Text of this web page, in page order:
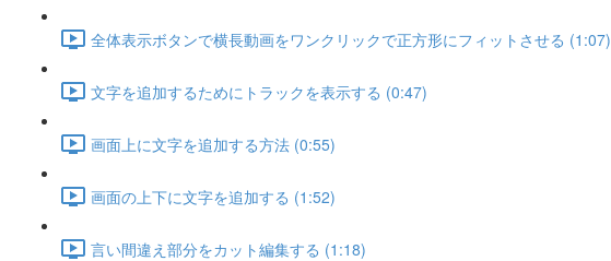
全体表示ボタンで横長動画をワンクリックで正方形にフィットさせる (1:07)
文字を追加するためにトラックを表示する (0:47)
画面上に文字を追加する方法 (0:55)
画面の上下に文字を追加する (1:52)
言い間違え部分をカット編集する (1:18)